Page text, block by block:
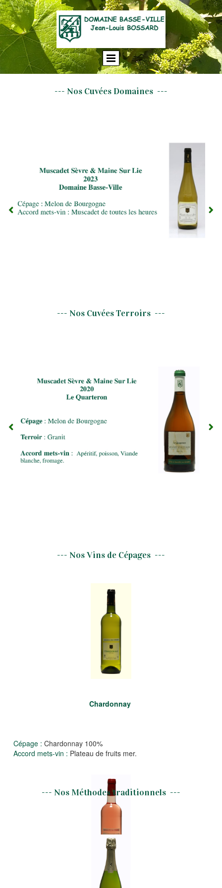
--- Nos Cuvées Domaines ---
--- Nos Cuvées Terroirs ---
--- Nos Vins de Cépages ---
Chardonnay
Cépage : Chardonnay 100%
Accord mets-vin : Plateau de fruits mer.
--- Nos Méthodes traditionnels ---